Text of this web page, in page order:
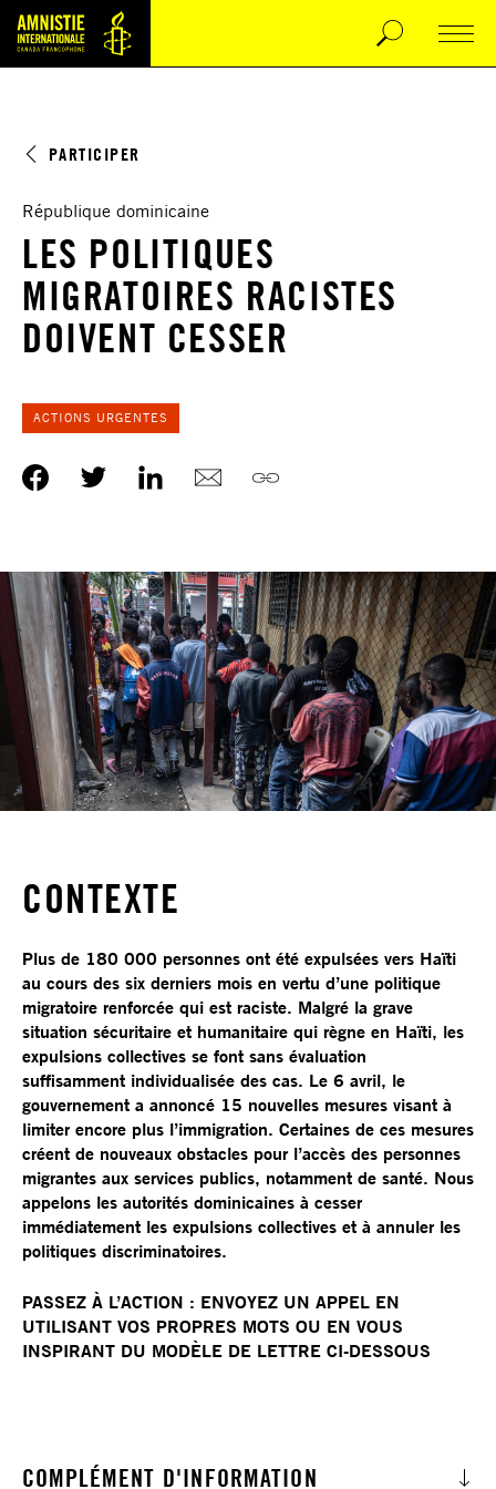
PARTICIPER
République dominicaine
LES POLITIQUES
MIGRATOIRES RACISTES
DOIVENT CESSER
ACTIONS URGENTES
CONTEXTE
Plus de 180 000 personnes ont été expulsées vers Haïti
au cours des six derniers mois en vertu d’une politique
migratoire renforcée qui est raciste. Malgré la grave
situation sécuritaire et humanitaire qui règne en Haïti, les
expulsions collectives se font sans évaluation
suffisamment individualisée des cas. Le 6 avril, le
gouvernement a annoncé 15 nouvelles mesures visant à
limiter encore plus l’immigration. Certaines de ces mesures
créent de nouveaux obstacles pour l’accès des personnes
migrantes aux services publics, notamment de santé. Nous
appelons les autorités dominicaines à cesser
immédiatement les expulsions collectives et à annuler les
politiques discriminatoires.
PASSEZ À L’ACTION : ENVOYEZ UN APPEL EN
UTILISANT VOS PROPRES MOTS OU EN VOUS
INSPIRANT DU MODÈLE DE LETTRE CI-DESSOUS
COMPLÉMENT D'INFORMATION